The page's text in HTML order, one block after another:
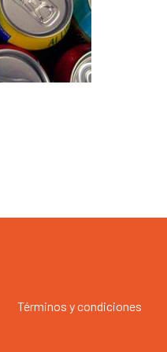
Términos y condiciones